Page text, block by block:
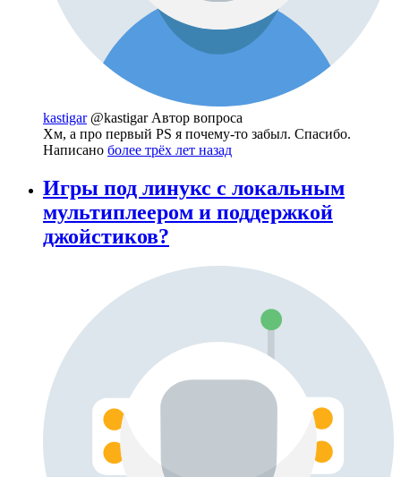
kastigar @kastigar Автор вопроса
Хм, а про первый PS я почему-то забыл. Спасибо.
Написано более трёх лет назад
Игры под линукс с локальным
мультиплеером и поддержкой
джойстиков?